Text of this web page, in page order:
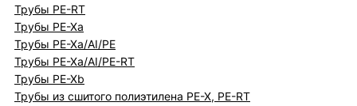
Трубы PE-RT
Трубы PE-Xa
Трубы PE-Xa/AI/PE
Трубы PE-Xa/AI/PE-RT
Трубы PE-Xb
Трубы из сшитого полиэтилена PE-X, PE-RT